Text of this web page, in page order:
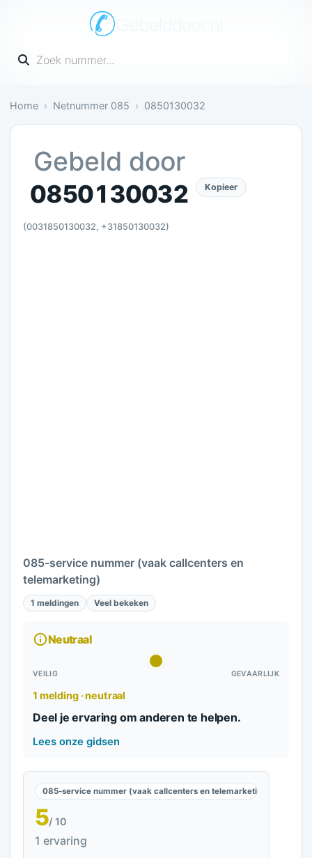
Gebelddoor.nl
Vul een telefoonnummer in
Home Netnummer 085 0850130032
Neutraal: 1 melding bevestigt dit
Gebeld door
0850130032
(0031850130032, +31850130032)
Kopieer
085-service nummer (vaak callcenters en
telemarketing)
1 meldingen Veel bekeken
Neutraal
VEILIG GEVAARLIJK
1 melding · neutraal
Deel je ervaring om anderen te helpen.
Lees onze gidsen
085-service nummer (vaak callcenters en telemarketing)
5/ 10
1 ervaring